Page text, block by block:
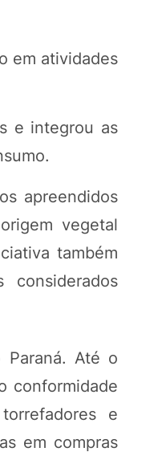
em atividades
e integrou as
apreendidos
vegetal
também
considerados
Até o
conformidade
e
em compras